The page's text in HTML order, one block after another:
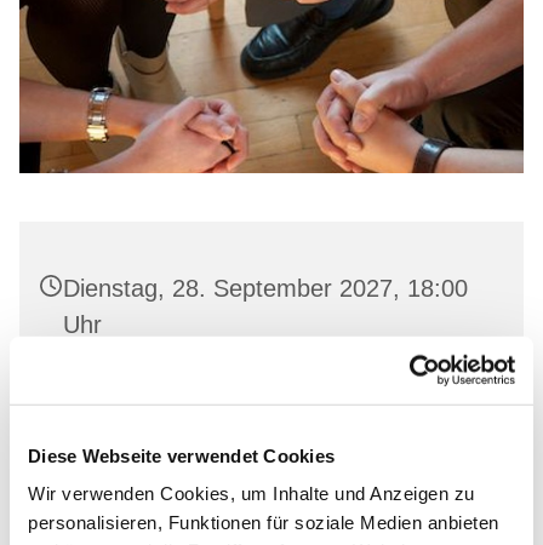
Diese Webseite verwendet Cookies
Wir verwenden Cookies, um Inhalte und Anzeigen zu
personalisieren, Funktionen für soziale Medien anbieten
Dienstag, 28. September 2027, 18:00
Uhr
Gemeinderaum 1, Ev. Kirche Wriezen,